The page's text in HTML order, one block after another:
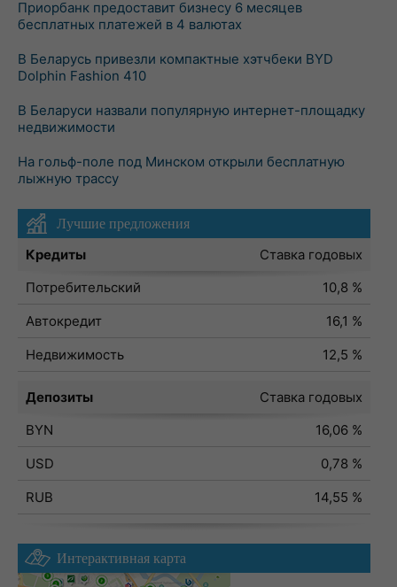
Приорбанк предоставит бизнесу 6 месяцев
бесплатных платежей в 4 валютах
В Беларусь привезли компактные хэтчбеки BYD
Dolphin Fashion 410
В Беларуси назвали популярную интернет-площадку
недвижимости
На гольф-поле под Минском открыли бесплатную
лыжную трассу
Лучшие предложения
Кредиты
Ставка годовых
Потребительский
10,8 %
Автокредит
16,1 %
Недвижимость
12,5 %
Депозиты
Ставка годовых
BYN
16,06 %
USD
0,78 %
RUB
14,55 %
Интерактивная карта